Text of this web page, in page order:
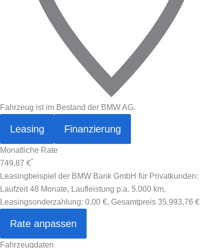
Fahrzeug ist im Bestand der BMW AG.
Leasing Finanzierung
Monatliche Rate
749,87 €*
Leasingbeispiel der BMW Bank GmbH für Privatkunden:
Laufzeit 48 Monate, Laufleistung p.a. 5.000 km,
Leasingsonderzahlung: 0,00 €, Gesamtpreis 35.993,76 €
Rate anpassen
Fahrzeugdaten